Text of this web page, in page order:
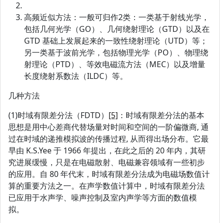
高频近似方法：一般可归作2类：一类基于射线光学，
包括几何光学（GO）、几何绕射理论（GTD）以及在
GTD 基础上发展起来的一致性绕射理论（UTD）等；
另一类基于波前光学，包括物理光学（PO）、物理绕
射理论（PTD）、等效电磁流方法（MEC）以及增量
长度绕射系数法（ILDC）等。
几种方法
(1)时域有限差分法（FDTD） [5] ：时域有限差分法的基本
思想是用中心差商代替场量对时间和空间的一阶偏微商, 通
过在时域的递推模拟波的传播过程, 从而得出场分布。它最
早由 K.S.Yee 于 1966 年提出，在此之后的 20 年内，其研
究进展缓慢，只是在电磁散射、电磁兼容领域有一些初步
的应用。自 80 年代末，时域有限差分法成为电磁场数值计
算的重要方法之一。在声学数值计算中，时域有限差分法
已应用于水声学、噪声控制及室内声学等方面的数值模
拟。